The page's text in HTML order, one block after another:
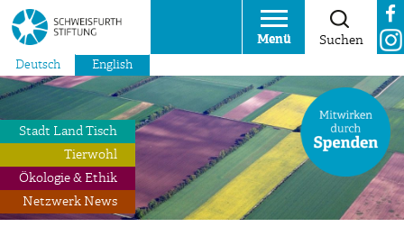
Menü Suchen
Deutsch English
Stadt Land Tisch
Tierwohl
Ökologie & Ethik
Netzwerk News